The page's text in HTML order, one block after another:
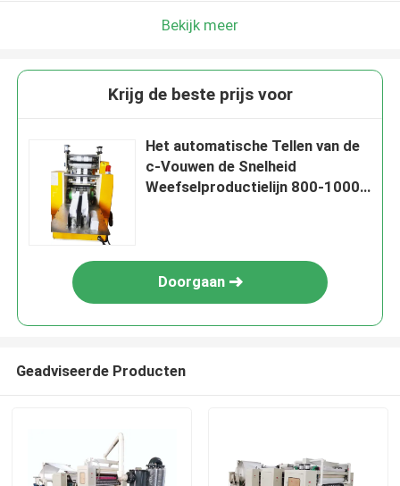
Bekijk meer
Krijg de beste prijs voor
Het automatische Tellen van de
c-Vouwen de Snelheid
Weefselproductielijn 800-1000
Doorgaan
Geadviseerde Producten